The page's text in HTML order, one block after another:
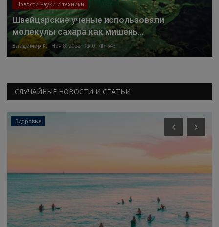
Новости науки и техники
Швейцарские ученые использовали
молекулы сахара как мишень...
Владимир К. Ноя 8, 2022 0 543
СЛУЧАЙНЫЕ НОВОСТИ И СТАТЬИ
Здоровье